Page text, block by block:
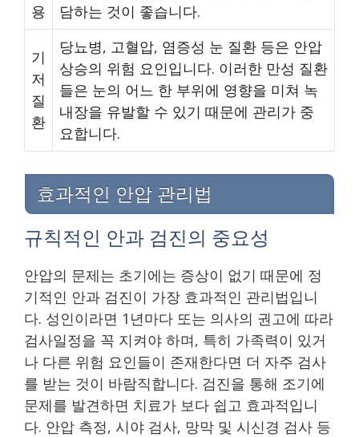
용
담하는 것이 좋습니다.
기
저
질
환
당뇨병, 고혈압, 염증성 눈 질환 등은 안압
상승의 위험 요인입니다. 이러한 만성 질환
들은 눈의 어느 한 부위에 영향을 미쳐 녹
내장을 유발할 수 있기 때문에 관리가 중
요합니다.
효과적인 안압 관리법
규칙적인 안과 검진의 중요성
안압의 문제는 초기에는 증상이 없기 때문에 정
기적인 안과 검진이 가장 효과적인 관리법입니
다. 성인이라면 1년마다 또는 의사의 권고에 따라
검사일정을 꼭 지켜야 하며, 특히 가족력이 있거
나 다른 위험 요인들이 존재한다면 더 자주 검사
를 받는 것이 바람직합니다. 검진을 통해 조기에
문제를 발견하면 치료가 보다 쉽고 효과적입니
다. 안압 측정, 시야 검사, 망막 및 시신경 검사 등